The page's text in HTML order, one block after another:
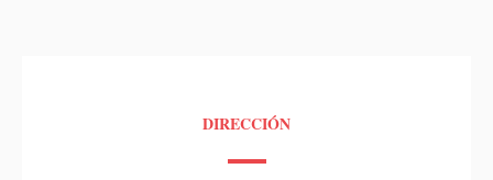
DIRECCIÓN